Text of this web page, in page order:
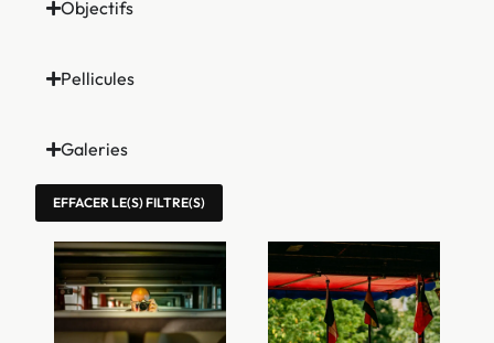
Objectifs
Pellicules
Galeries
EFFACER LE(S) FILTRE(S)